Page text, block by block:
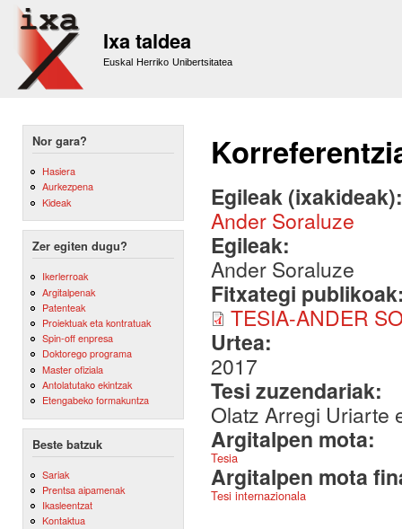
Ixa taldea
Euskal Herriko Unibertsitatea
Nor gara?
Hasiera
Aurkezpena
Kideak
Zer egiten dugu?
Ikerlerroak
Argitalpenak
Patenteak
Proiektuak eta kontratuak
Spin-off enpresa
Doktorego programa
Master ofiziala
Antolatutako ekintzak
Etengabeko formakuntza
Beste batzuk
Sariak
Prentsa aipamenak
Ikasleentzat
Kontaktua
Egileak
Ander Soraluze
Egileak:
Ander Soraluze
Fitxategi
TESIA-ANDER
Urtea:
2017
Tesi zuzendariak:
Olatz Arregi Uriarte
Argitalpen mota:
Tesia
Argitalpen mota
Tesi internazionala